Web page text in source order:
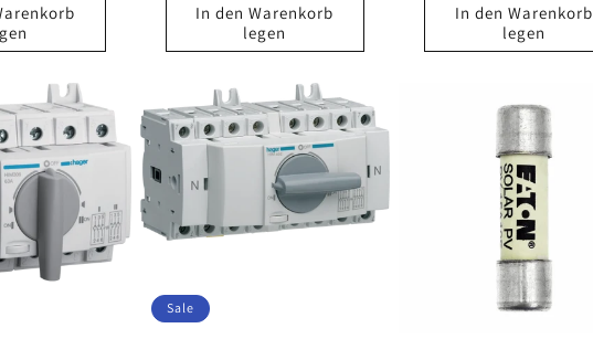
In den Warenkorb
legen
In den Warenkorb
legen
Sale